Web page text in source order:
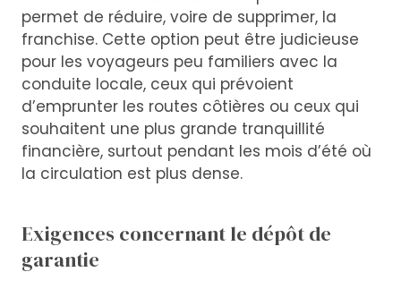
permet de réduire, voire de supprimer, la
franchise. Cette option peut être judicieuse
pour les voyageurs peu familiers avec la
conduite locale, ceux qui prévoient
d’emprunter les routes côtières ou ceux qui
souhaitent une plus grande tranquillité
financière, surtout pendant les mois d’été où
la circulation est plus dense.
Exigences concernant le dépôt de
garantie